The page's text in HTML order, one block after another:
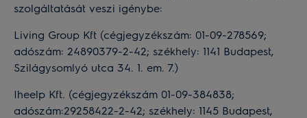
szolgáltatását veszi igénybe:
Living Group Kft (cégjegyzékszám: 01-09-278569;
adószám: 24890379-2-42; székhely: 1141 Budapest,
Szilágysomlyó utca 34. 1. em. 7.)
Iheelp Kft. (cégjegyzékszám 01-09-384838;
adószám:29258422-2-42; székhely: 1145 Budapest,